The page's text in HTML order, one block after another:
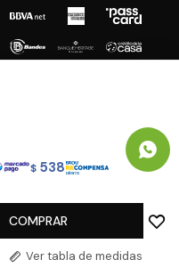
$ 538
Ver tabla de medidas
COMPRAR
Fenicio